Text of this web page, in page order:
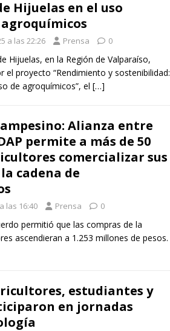
Hijuelas en el uso
a las 22:26 Prensa 0
Hijuelas, en la Región de Valparaíso,
el proyecto “Rendimiento y sostenibilidad:
de agroquímicos”, el […]
Alianza entre
permite a más de 50
comercializar sus
cadena de
las 16:40 Prensa 0
permitió que las compras de la
ascendieran a 1.253 millones de pesos.
estudiantes y
en jornadas